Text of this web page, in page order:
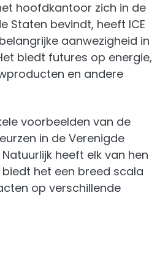
hoofdkantoor zich in de
Staten bevindt, heeft ICE
aanwezigheid in
biedt futures op energie,
en andere
voorbeelden van de
in de Verenigde
heeft elk van hen
het een breed scala
op verschillende